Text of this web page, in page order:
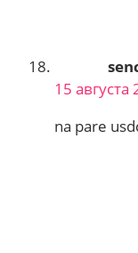
15
na pare